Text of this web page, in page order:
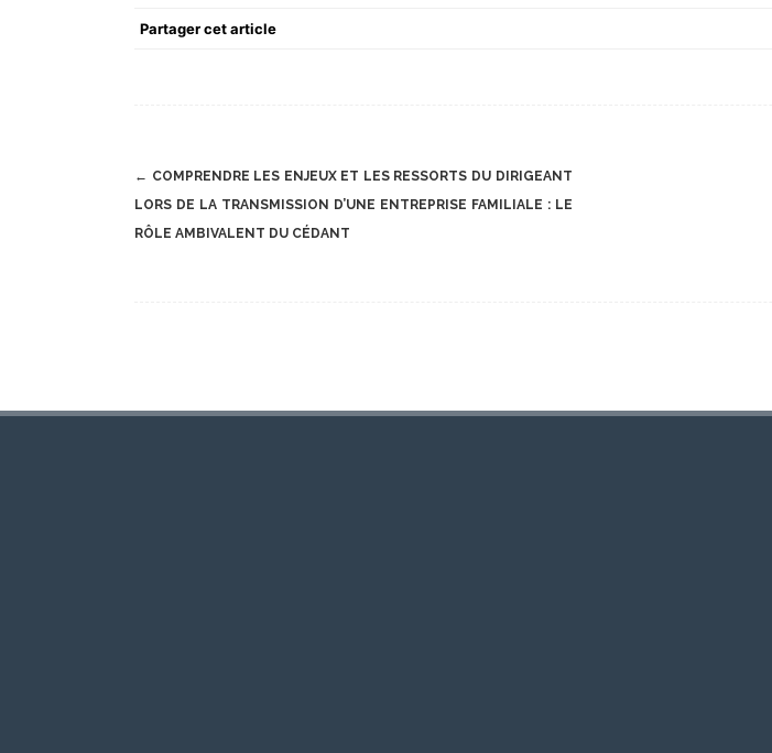
Partager cet article
Post
navigation
← COMPRENDRE LES ENJEUX ET LES RESSORTS DU DIRIGEANT
LORS DE LA TRANSMISSION D’UNE ENTREPRISE FAMILIALE : LE
RÔLE AMBIVALENT DU CÉDANT